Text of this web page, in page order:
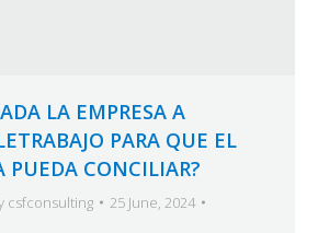
LA EMPRESA A
PARA QUE EL
PUEDA CONCILIAR?
csfconsulting
25 June, 2024